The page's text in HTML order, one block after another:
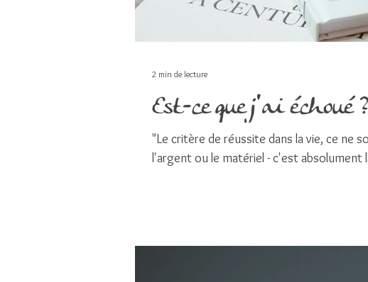
Est-ce que j'ai échoué ?
"Le critère de réussite dans la vie, ce ne
l'argent ou le matériel - c'est absolument
2 min de lecture